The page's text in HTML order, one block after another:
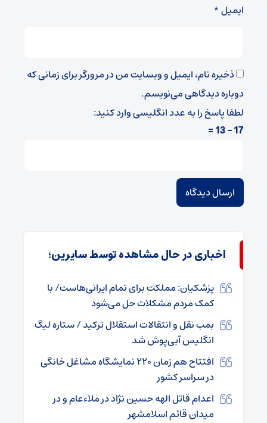
ایمیل*
ذخیره نام، ایمیل و وبسایت من در مرورگر برای زمانی که
دوباره دیدگاهی می‌نویسم.
لطفا پاسخ را به عدد انگلیسی وارد کنید:
17 − 13 =
اخباری در حال مشاهده توسط سایرین؛
پزشکیان: مملکت برای تمام ایرانی‌هاست/ با
کمک مردم مشکلات حل می‌شود
بمب نقل و انتقالات استقلال ترکید / ستاره لیگ
انگلیس آبی‌پوش شد
افتتاح هم زمان ۲۲۰ نمایشگاه مشاغل خانگی
در سراسر کشور
اعدام قاتل الهه حسین نژاد در ملاء‌عام و در
میدان قائم اسلامشهر